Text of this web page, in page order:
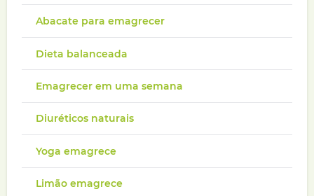
Abacate para emagrecer
Dieta balanceada
Emagrecer em uma semana
Diuréticos naturais
Yoga emagrece
Limão emagrece